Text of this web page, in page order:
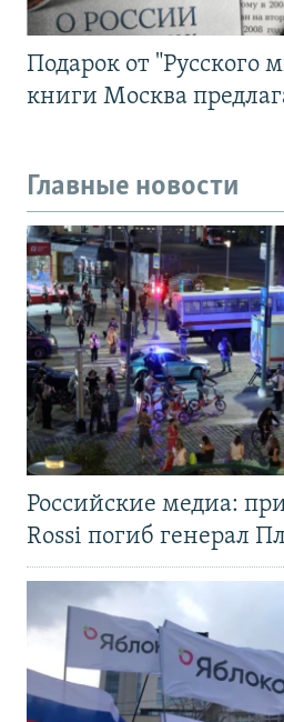
Подарок от "Русского
книги Москва
Главные новости
Российские медиа:
Rossi погиб генерал